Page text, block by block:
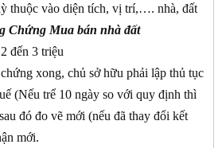
thuộc vào diện tích, vị trí,…. nhà, đất
Chứng Mua bán nhà đất
đến 3 triệu
xong, chủ sở hữu phải lập thủ tục
(Nếu trể 10 ngày so với quy định thì
đó đo vẽ mới (nếu đã thay đổi kết
mới.